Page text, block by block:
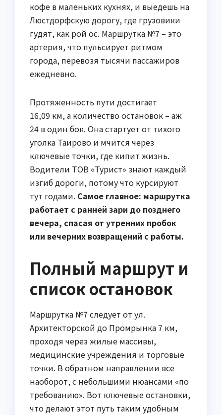
кофе в маленьких кухнях, и выедешь на
Люстдорфскую дорогу, где грузовики
гудят, как рой ос. Маршрутка №7 – это
артерия, что пульсирует ритмом
города, перевозя тысячи пассажиров
ежедневно.
Протяженность пути достигает
16,09 км, а количество остановок – аж
24 в один бок. Она стартует от тихого
уголка Таирово и мчится через
ключевые точки, где кипит жизнь.
Водители ТОВ «Турист» знают каждый
изгиб дороги, потому что курсируют
тут годами. Самое главное: маршрутка
работает с ранней зари до позднего
вечера, спасая от утренних пробок
или вечерних возвращений с работы.
Полный маршрут и
список остановок
Маршрутка №7 следует от ул.
Архитекторской до Промрынка 7 км,
проходя через жилые массивы,
медицинские учреждения и торговые
точки. В обратном направлении все
наоборот, с небольшими нюансами «по
требованию». Вот ключевые остановки,
что делают этот путь таким удобным